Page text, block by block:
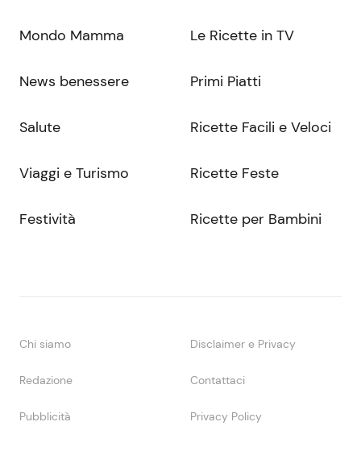
Mondo Mamma
News benessere
Salute
Viaggi e Turismo
Festività
Le Ricette in TV
Primi Piatti
Ricette Facili e Veloci
Ricette Feste
Ricette per Bambini
Chi siamo Disclaimer e Privacy
Redazione Contattaci
Pubblicità Privacy Policy